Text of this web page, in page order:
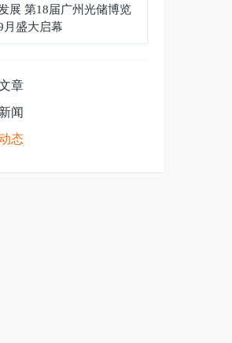
展 第18届广州光储博览
月盛大启幕
章
闻
态